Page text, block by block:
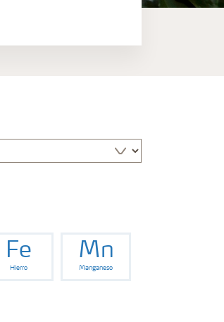
Fe
Hierro
Mn
Manganeso